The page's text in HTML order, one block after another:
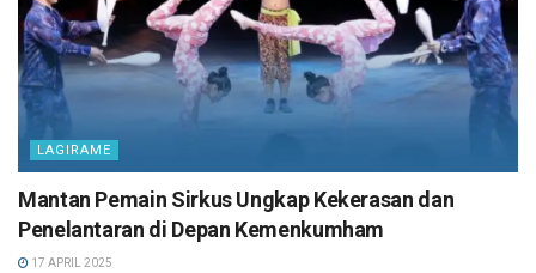
LAGIRAME
Mantan Pemain Sirkus Ungkap Kekerasan dan
Penelantaran di Depan Kemenkumham
17 APRIL 2025